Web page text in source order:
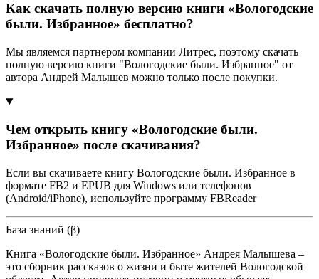
Как скачать полную версию книги «Вологодские
были. Избранное» бесплатно?
Мы являемся партнером компании Литрес, поэтому скачать
полную версию книги "Вологодские были. Избранное" от
автора Андрей Малышев можно только после покупки.
Чем открыть книгу «Вологодские были.
Избранное» после скачивания?
Если вы скачиваете книгу Вологодские были. Избранное в
формате FB2 и EPUB для Windows или телефонов
(Android/iPhone), используйте программу FBReader
База знаний (β)
Книга «Вологодские были. Избранное» Андрея Малышева –
это сборник рассказов о жизни и быте жителей Вологодской